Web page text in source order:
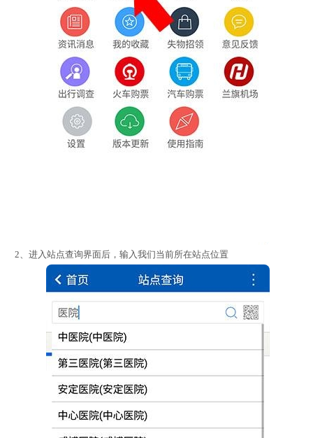
2、进入站点查询界面后，输入我们当前所在站点位置